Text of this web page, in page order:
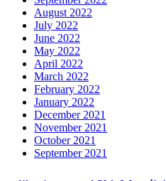
August 2022
July 2022
June 2022
May 2022
April 2022
March 2022
February 2022
January 2022
December 2021
November 2021
October 2021
September 2021